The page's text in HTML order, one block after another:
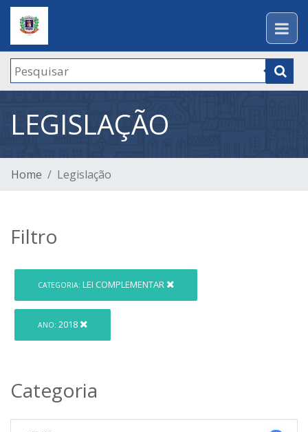
LEGISLAÇÃO
Home Legislação
Filtro
CATEGORIA: LEI COMPLEMENTAR
ANO: 2018
Categoria